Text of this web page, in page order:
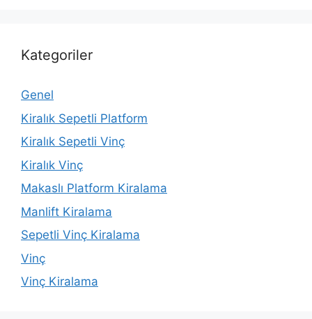
Kategoriler
Genel
Kiralık Sepetli Platform
Kiralık Sepetli Vinç
Kiralık Vinç
Makaslı Platform Kiralama
Manlift Kiralama
Sepetli Vinç Kiralama
Vinç
Vinç Kiralama